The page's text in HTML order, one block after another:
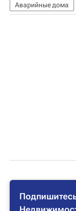
Аварийные дома